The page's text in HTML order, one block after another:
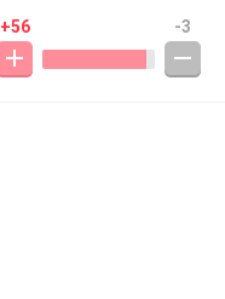
+56 -3